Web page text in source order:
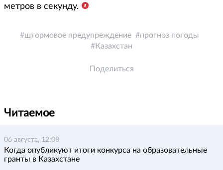
метров в секунду.
штормовое предупреждение
прогноз погоды
Казахстан
Поделиться
Читаемое
06 августа, 12:08
Когда опубликуют итоги конкурса на образовательные
гранты в Казахстане